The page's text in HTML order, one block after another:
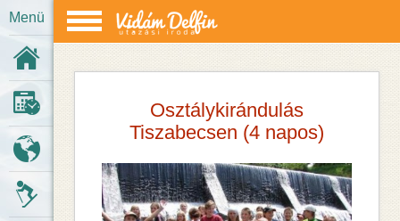
Menü
Osztálykirándulás
Tiszabecsen (4 napos)